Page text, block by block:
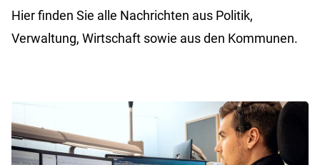
Hier finden Sie alle Nachrichten aus Politik,
Verwaltung, Wirtschaft sowie aus den Kommunen.